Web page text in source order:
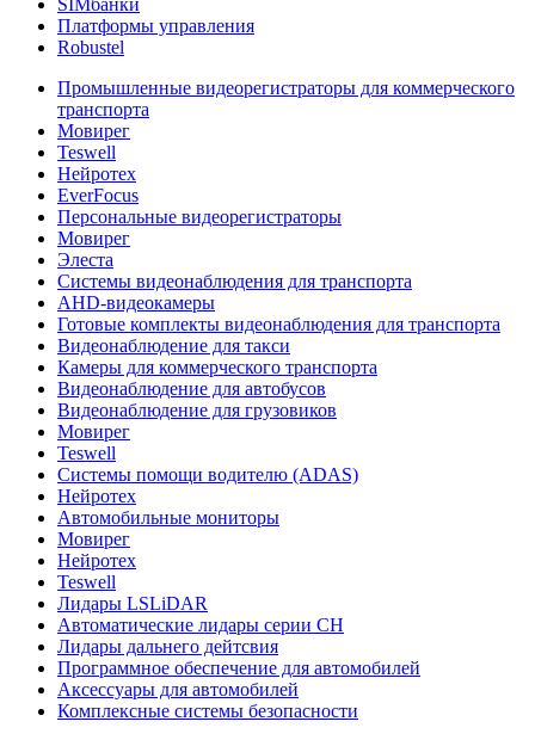
SIMбанки
Платформы управления
Robustel
Промышленные видеорегистраторы для коммерческого
транспорта
Мовирег
Teswell
Нейротех
EverFocus
Персональные видеорегистраторы
Мовирег
Элеста
Системы видеонаблюдения для транспорта
AHD-видеокамеры
Готовые комплекты видеонаблюдения для транспорта
Видеонаблюдение для такси
Камеры для коммерческого транспорта
Видеонаблюдение для автобусов
Видеонаблюдение для грузовиков
Мовирег
Teswell
Системы помощи водителю (ADAS)
Нейротех
Автомобильные мониторы
Мовирег
Нейротех
Teswell
Лидары LSLiDAR
Автоматические лидары серии CH
Лидары дальнего дейтсвия
Программное обеспечение для автомобилей
Аксессуары для автомобилей
Комплексные системы безопасности